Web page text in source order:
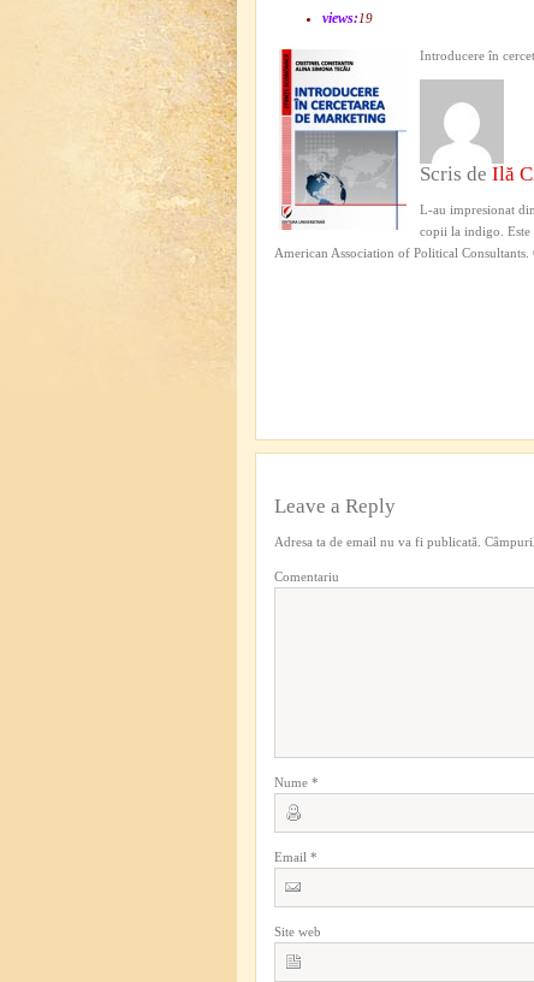
views:19
Introducere în
Scris de Ilă
L-au impresionat
copii la indigo. Este
American Association of Political
Leave a Reply
Adresa ta de email nu va fi publicată.
Comentariu
Nume *
Email *
Site web